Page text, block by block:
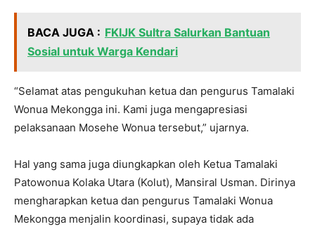
BACA JUGA : FKIJK Sultra Salurkan Bantuan
Sosial untuk Warga Kendari
“Selamat atas pengukuhan ketua dan pengurus Tamalaki
Wonua Mekongga ini. Kami juga mengapresiasi
pelaksanaan Mosehe Wonua tersebut,” ujarnya.
Hal yang sama juga diungkapkan oleh Ketua Tamalaki
Patowonua Kolaka Utara (Kolut), Mansiral Usman. Dirinya
mengharapkan ketua dan pengurus Tamalaki Wonua
Mekongga menjalin koordinasi, supaya tidak ada